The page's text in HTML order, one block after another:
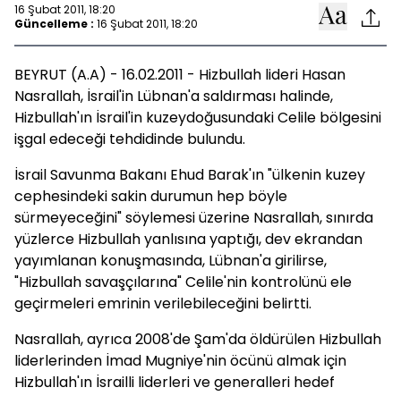
16 Şubat 2011, 18:20
Güncelleme : 16 Şubat 2011, 18:20
BEYRUT (A.A) - 16.02.2011 - Hizbullah lideri Hasan
Nasrallah, İsrail'in Lübnan'a saldırması halinde,
Hizbullah'ın İsrail'in kuzeydoğusundaki Celile bölgesini
işgal edeceği tehdidinde bulundu.
İsrail Savunma Bakanı Ehud Barak'ın "ülkenin kuzey
cephesindeki sakin durumun hep böyle
sürmeyeceğini" söylemesi üzerine Nasrallah, sınırda
yüzlerce Hizbullah yanlısına yaptığı, dev ekrandan
yayımlanan konuşmasında, Lübnan'a girilirse,
"Hizbullah savaşçılarına" Celile'nin kontrolünü ele
geçirmeleri emrinin verilebileceğini belirtti.
Nasrallah, ayrıca 2008'de Şam'da öldürülen Hizbullah
liderlerinden İmad Mugniye'nin öcünü almak için
Hizbullah'ın İsrailli liderleri ve generalleri hedef